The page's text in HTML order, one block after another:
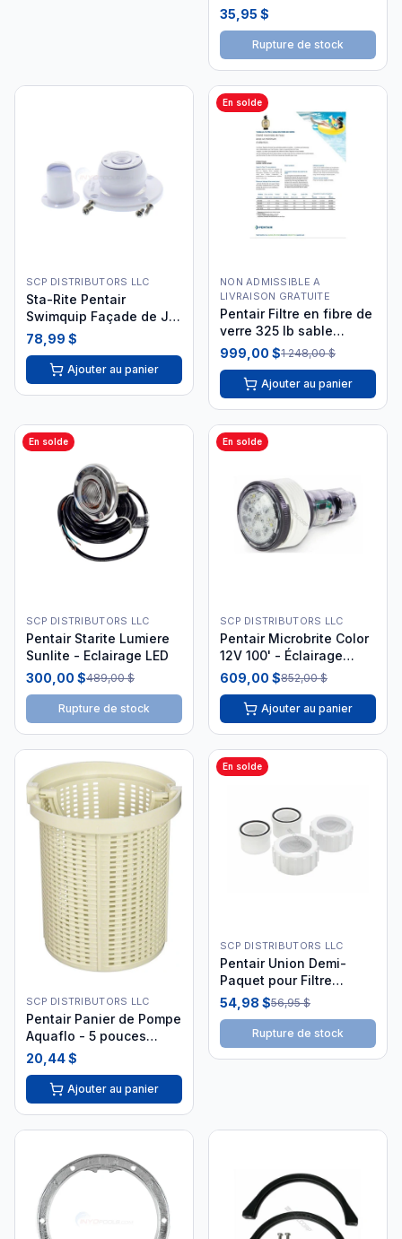
STARITE SUPERMAX
35,95 $
Rupture de stock
SCP DISTRIBUTORS LLC
Sta-Rite Pentair
Swimquip Façade de Jet
08424-0001 i26
78,99 $
Ajouter au panier
En solde
NON ADMISSIBLE A
LIVRAISON GRATUITE
Pentair Filtre en fibre de
verre 325 lb sable
TA60D valve 2po 145385
999,00 $1 248,00 $
Ajouter au panier
En solde
SCP DISTRIBUTORS LLC
Pentair Starite Lumiere
Sunlite - Eclairage LED
300,00 $489,00 $
Rupture de stock
En solde
SCP DISTRIBUTORS LLC
Pentair Microbrite Color
12V 100' - Éclairage
LED.1
609,00 $852,00 $
Ajouter au panier
SCP DISTRIBUTORS LLC
Pentair Panier de Pompe
Aquaflo - 5 pouces
R38004 i26
20,44 $
Ajouter au panier
En solde
SCP DISTRIBUTORS LLC
Pentair Union Demi-
Paquet pour Filtre
Piscine et Spa C198-8
54,98 $56,95 $
Rupture de stock